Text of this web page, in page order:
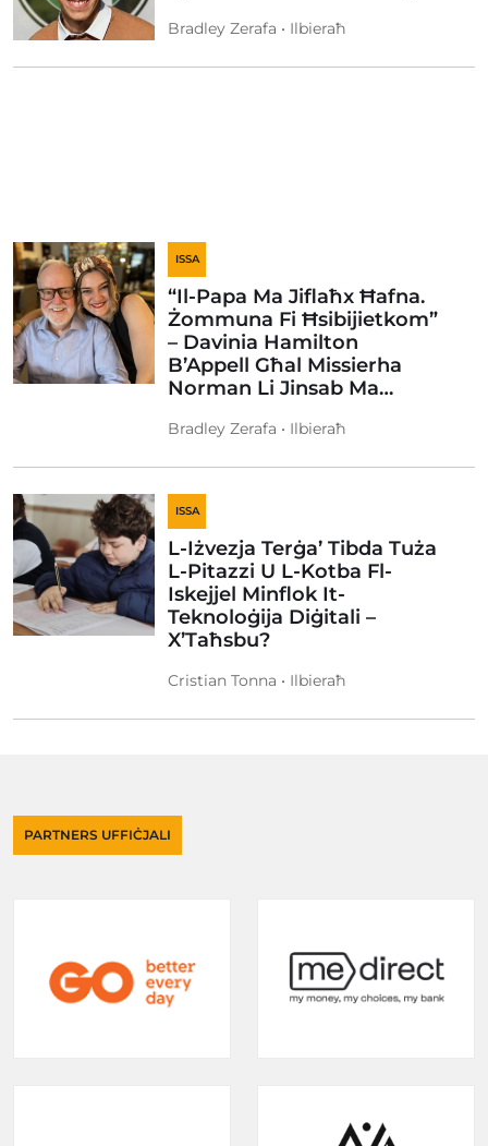
Bradley Zerafa • Ilbieraħ
ISSA
“Il-Papa Ma Jiflaħx Ħafna.
Żommuna Fi Ħsibijietkom”
– Davinia Hamilton
B’Appell Għal Missierha
Norman Li Jinsab Ma…
Bradley Zerafa • Ilbieraħ
ISSA
L-Iżvezja Terġa’ Tibda Tuża
L-Pitazzi U L-Kotba Fl-
Iskejjel Minflok It-
Teknoloġija Diġitali –
X’Taħsbu?
Cristian Tonna • Ilbieraħ
PARTNERS UFFIĊJALI